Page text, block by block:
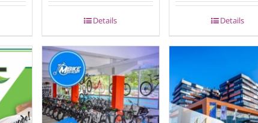
Details Details